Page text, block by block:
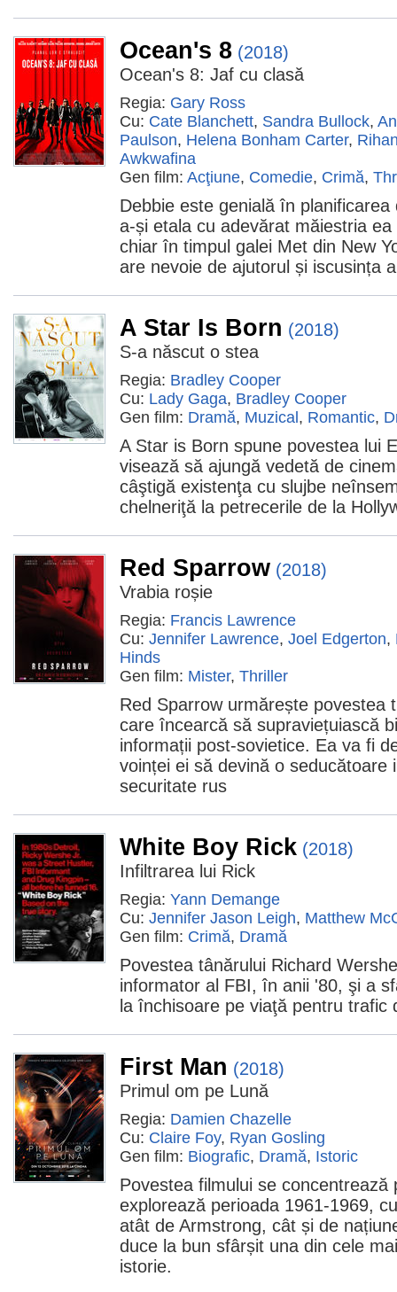
Ocean's 8 (2018)
Ocean's 8: Jaf cu clasă
Regia: Gary Ross
Cu: Cate Blanchett, Sandra Bullock,
Paulson, Helena Bonham Carter,
Awkwafina
Gen film: Acţiune, Comedie, Crimă,
Debbie este genială în
a-și etala cu adevărat măiestria
chiar în timpul galei Met din New
are nevoie de ajutorul și iscusința
A Star Is Born (2018)
S-a născut o stea
Regia: Bradley Cooper
Cu: Lady Gaga, Bradley Cooper
Gen film: Dramă, Muzical , Romantic,
A Star is Born spune povestea lui
visează să ajungă vedetă de
câştigă existenţa cu slujbe
chelneriţă la petrecerile de la
Red Sparrow (2018)
Vrabia roșie
Regia: Francis Lawrence
Cu: Jennifer Lawrence, Joel Edgerton,
Hinds
Gen film: Mister, Thriller
Red Sparrow urmărește povestea
care încearcă să supraviețuiască
informații post-sovietice. Ea va fi
voinței ei să devină o seducătoare
securitate rus
White Boy Rick (2018)
Infiltrarea lui Rick
Regia: Yann Demange
Cu: Jennifer Jason Leigh, Matthew
Gen film: Crimă, Dramă
Povestea tânărului Richard
informator al FBI, în anii '80, şi a
la închisoare pe viaţă pentru trafic
First Man (2018)
Primul om pe Lună
Regia: Damien Chazelle
Cu: Claire Foy, Ryan Gosling
Gen film: Biografic, Dramă, Istoric
Povestea filmului se concentrează
explorează perioada 1961-1969,
atât de Armstrong, cât și de
duce la bun sfârșit una din cele
istorie.